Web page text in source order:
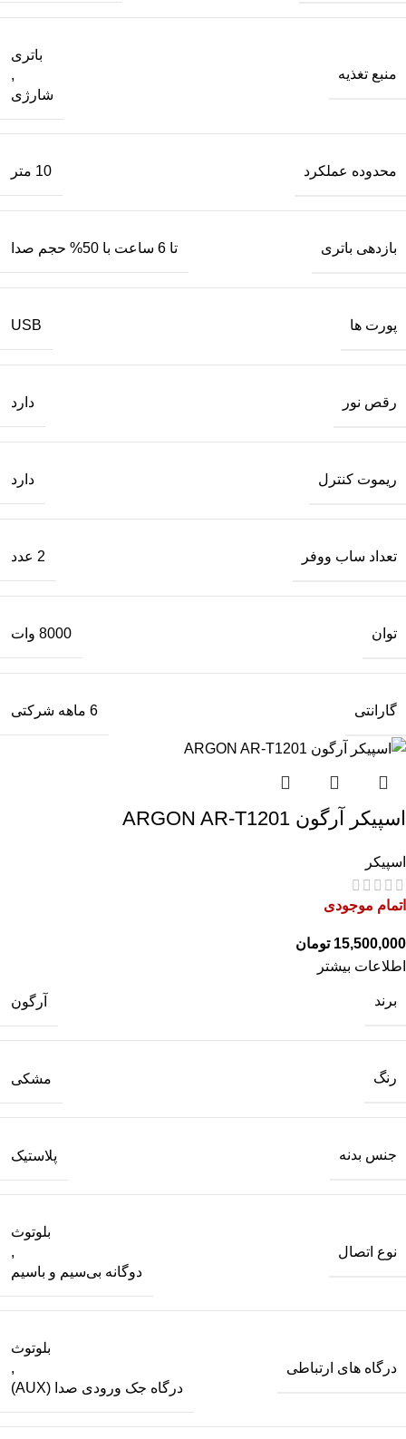
منبع تغذیه
باتری
,
شارژی
محدوده عملکرد 10 متر
بازدهی باتری تا 6 ساعت با 50% حجم صدا
پورت‌ ها USB
رقص نور دارد
ریموت کنترل دارد
تعداد ساب‌ ووفر 2 عدد
توان 8000 وات
گارانتی 6 ماهه شرکتی
اسپیکر آرگون ARGON AR-T1201
اسپیکر
اتمام موجودی
تومان
اطلاعات بیشتر
برند آرگون
رنگ مشکی
جنس بدنه پلاستیک
نوع اتصال
بلوتوث
,
دوگانه بی‌سیم و باسیم
درگاه های ارتباطی
بلوتوث
,
درگاه جک ورودی صدا (AUX)